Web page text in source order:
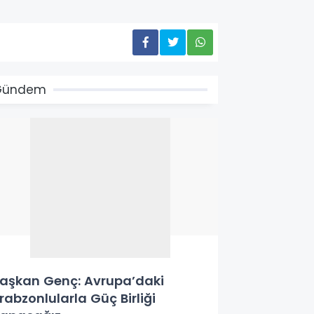
Genç: Avrupa’daki
Güç Birliği